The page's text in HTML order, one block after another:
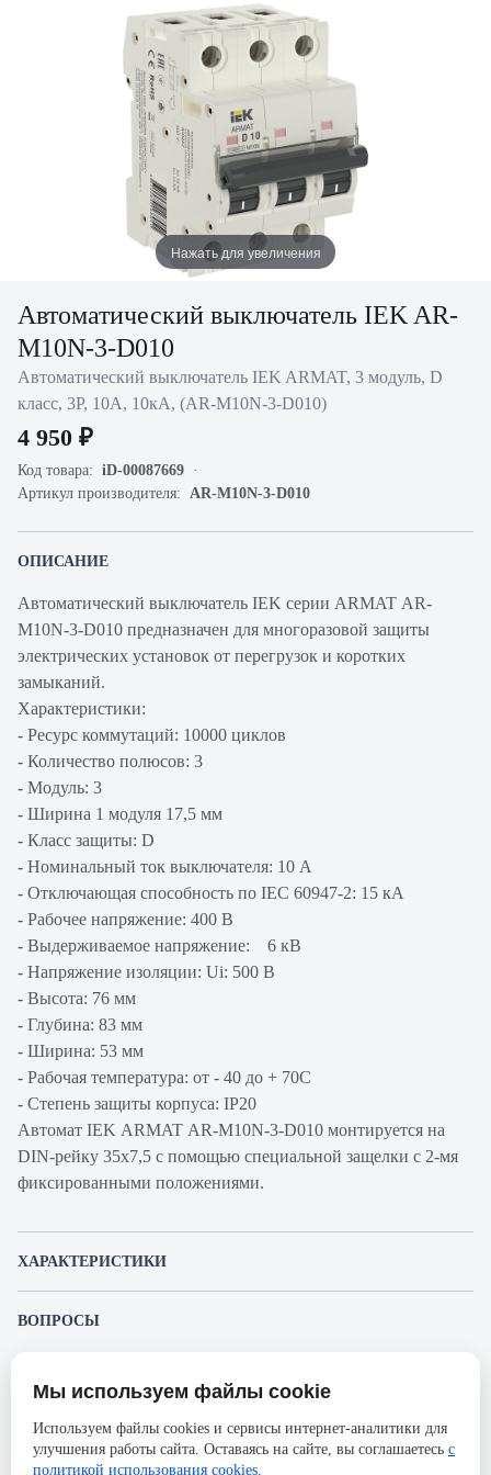
Нажать для увеличения
Автоматический выключатель IEK AR-
M10N-3-D010
Автоматический выключатель IEK ARMAT, 3 модуль, D
класс, 3P, 10А, 10кА, (AR-M10N-3-D010)
4 950 ₽
Код товара: iD-00087669
Артикул производителя: AR-M10N-3-D010
ОПИСАНИЕ
Автоматический выключатель IEK серии ARMAT AR-
M10N-3-D010 предназначен для многоразовой защиты
электрических установок от перегрузок и коротких
замыканий.
Характеристики:
- Ресурс коммутаций: 10000 циклов
- Количество полюсов: 3
- Модуль: 3
- Ширина 1 модуля 17,5 мм
- Класс защиты: D
- Номинальный ток выключателя: 10 А
- Отключающая способность по IEC 60947-2: 15 кА
- Рабочее напряжение: 400 В
- Выдерживаемое напряжение: 6 кВ
- Напряжение изоляции: Ui: 500 В
- Высота: 76 мм
- Глубина: 83 мм
- Ширина: 53 мм
- Рабочая температура: от - 40 до + 70С
- Степень защиты корпуса: IP20
Автомат IEK ARMAT AR-M10N-3-D010 монтируется на
DIN-рейку 35x7,5 с помощью специальной защелки с 2-мя
фиксированными положениями.
ХАРАКТЕРИСТИКИ
Производитель
Серия
ARMAT
ВОПРОСЫ
Пожалуйста, авторизуйтесь, чтобы иметь
Представленные изображения и характеристики могут отличаться от реального
без предварительного уведомления. Компания АйДистрибьют не несёт
ответственности в случае не соответствия текущей модели товаров фотографиям,
размещённым в карточке товара.
Мы используем файлы cookie
Используем файлы cookies и сервисы интернет-аналитики для
улучшения работы сайта. Оставаясь на сайте, вы соглашаетесь с
политикой использования cookies.